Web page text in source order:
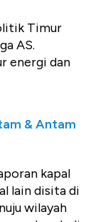
Timur
AS.
energi dan
& Antam
kapal
lain disita di
wilayah